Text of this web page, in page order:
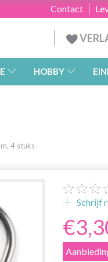
Contact
HOBBY
4 stuks
Schrijf